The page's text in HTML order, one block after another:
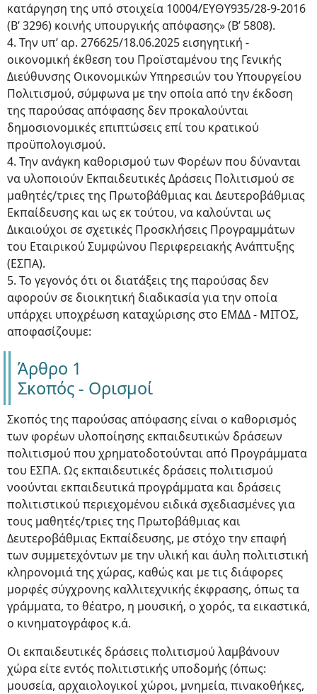
κατάργηση της υπό στοιχεία 10004/ΕΥΘΥ935/28-9-2016
(Β’ 3296) κοινής υπουργικής απόφασης» (Β’ 5808).
4. Την υπ’ αρ. 276625/18.06.2025 εισηγητική -
οικονομική έκθεση του Προϊσταμένου της Γενικής
Διεύθυνσης Οικονομικών Υπηρεσιών του Υπουργείου
Πολιτισμού, σύμφωνα με την οποία από την έκδοση
της παρούσας απόφασης δεν προκαλούνται
δημοσιονομικές επιπτώσεις επί του κρατικού
προϋπολογισμού.
4. Την ανάγκη καθορισμού των Φορέων που δύνανται
να υλοποιούν Εκπαιδευτικές Δράσεις Πολιτισμού σε
μαθητές/τριες της Πρωτοβάθμιας και Δευτεροβάθμιας
Εκπαίδευσης και ως εκ τούτου, να καλούνται ως
Δικαιούχοι σε σχετικές Προσκλήσεις Προγραμμάτων
του Εταιρικού Συμφώνου Περιφερειακής Ανάπτυξης
(ΕΣΠΑ).
5. Το γεγονός ότι οι διατάξεις της παρούσας δεν
αφορούν σε διοικητική διαδικασία για την οποία
υπάρχει υποχρέωση καταχώρισης στο ΕΜΔΔ - ΜΙΤΟΣ,
αποφασίζουμε:
Άρθρο 1
Σκοπός - Ορισμοί
Σκοπός της παρούσας απόφασης είναι ο καθορισμός
των φορέων υλοποίησης εκπαιδευτικών δράσεων
πολιτισμού που χρηματοδοτούνται από Προγράμματα
του ΕΣΠΑ. Ως εκπαιδευτικές δράσεις πολιτισμού
νοούνται εκπαιδευτικά προγράμματα και δράσεις
πολιτιστικού περιεχομένου ειδικά σχεδιασμένες για
τους μαθητές/τριες της Πρωτοβάθμιας και
Δευτεροβάθμιας Εκπαίδευσης, με στόχο την επαφή
των συμμετεχόντων με την υλική και άυλη πολιτιστική
κληρονομιά της χώρας, καθώς και με τις διάφορες
μορφές σύγχρονης καλλιτεχνικής έκφρασης, όπως τα
γράμματα, το θέατρο, η μουσική, ο χορός, τα εικαστικά,
ο κινηματογράφος κ.ά.
Οι εκπαιδευτικές δράσεις πολιτισμού λαμβάνουν
χώρα είτε εντός πολιτιστικής υποδομής (όπως:
μουσεία, αρχαιολογικοί χώροι, μνημεία, πινακοθήκες,